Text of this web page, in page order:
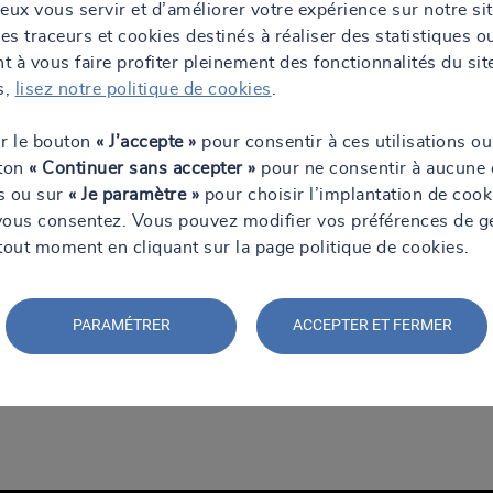
des données (Data), permettant d’optimiser la conception, la
connectée.
de la construction et des chantiers, aguerris et
le territoire français. Nous apportons une vision globale pour
mettons en place une communication renforcée avec tous les
entre les différentes entreprises. Les équipes SOCOTEC
vous servir et d’améliorer votre expérience sur notre
traceurs et cookies destinés à réaliser des statistiques
à vous faire profiter pleinement des fonctionnalités du
lisez notre politique de cookies
le bouton « J’accepte » pour consentir à ces utilisations
« Continuer sans accepter » pour ne consentir à aucune
ou sur « Je paramètre » pour choisir l’implantation de
consentez. Vous pouvez modifier vos préférences de
moment en cliquant sur la page politique de cookies.
PARAMÉTRER ACCEPTER ET FERMER